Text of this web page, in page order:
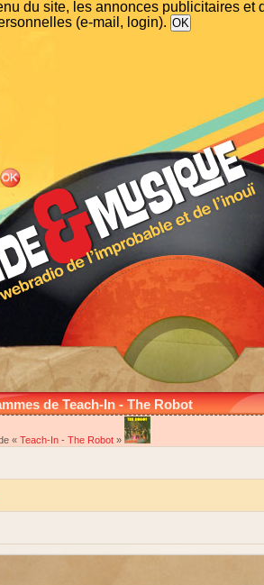
du site, les annonces publicitaires
(e-mail, login).
de Teach-In - The Robot
« Teach-In - The Robot »